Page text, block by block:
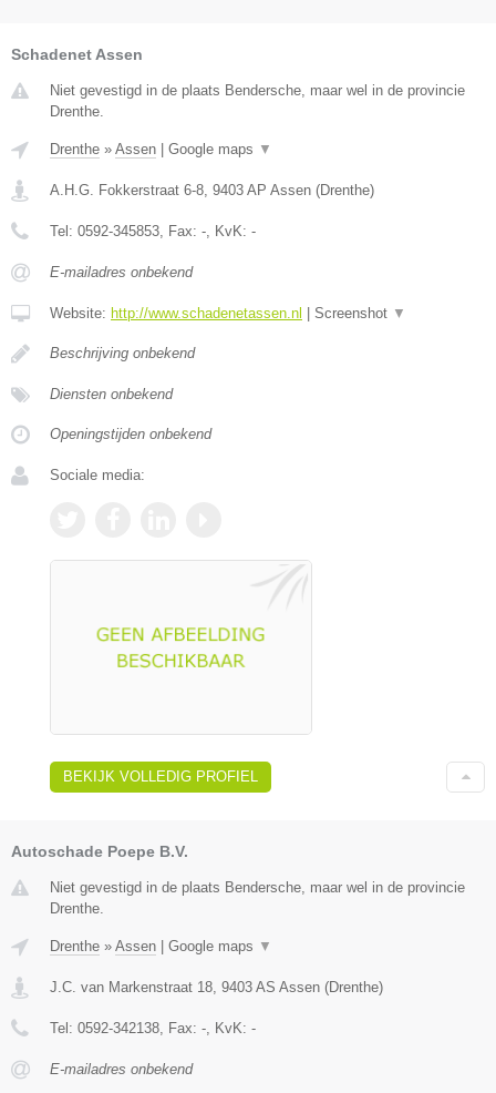
Schadenet Assen
Niet gevestigd in de plaats Bendersche, maar wel in de provincie
Drenthe.
Drenthe » Assen | Google maps ▼
A.H.G. Fokkerstraat 6-8 9403 AP Assen (Drenthe)
Tel: 0592-345853 , Fax: - , KvK: -
E-mailadres onbekend
Website: http://www.schadenetassen.nl | Screenshot ▼
Beschrijving onbekend
Diensten onbekend
Openingstijden onbekend
Sociale media:
BEKIJK VOLLEDIG PROFIEL
Autoschade Poepe B.V.
Niet gevestigd in de plaats Bendersche, maar wel in de provincie
Drenthe.
Drenthe » Assen Google maps ▼
J.C. van Markenstraat 18, 9403 AS Assen (Drenthe)
Tel: 0592-342138, Fax: -, KvK: -
E-mailadres onbekend